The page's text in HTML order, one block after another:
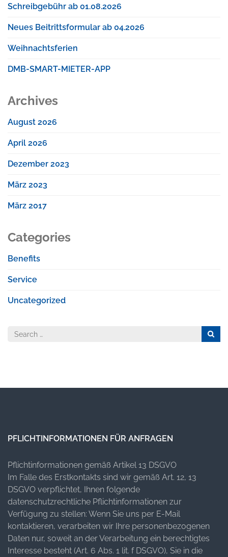
Schreibgebühr ab 01.08.2026
Neues Beitrittsformular ab 04.2026
Weihnachtsferien
DMB-SMART-MIETER-APP
Archives
August 2026
April 2026
Dezember 2023
März 2023
März 2017
Categories
Benefits
Service
Uncategorized
Search
PFLICHTINFORMATIONEN FÜR ANFRAGEN
Pflichtinformationen gemäß Artikel 13 DSGVO
Im Falle des Erstkontakts sind wir gemäß Art. 12, 13
DSGVO verpflichtet, Ihnen folgende
datenschutzrechtliche Pflichtinformationen zur
Verfügung zu stellen: Wenn Sie uns per E-Mail
kontaktieren, verarbeiten wir Ihre personenbezogenen
Daten nur, soweit an der Verarbeitung ein berechtigtes
Interesse besteht (Art. 6 Abs. 1 lit. f DSGVO), Sie in die